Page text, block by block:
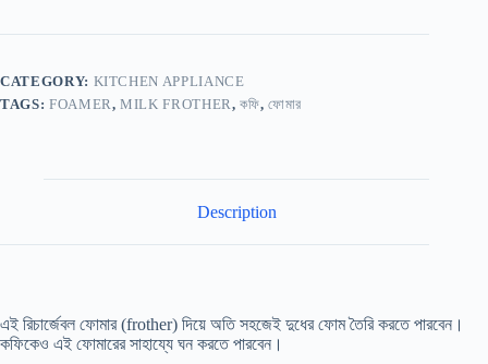
CATEGORY: KITCHEN APPLIANCE
TAGS: FOAMER,MILK FROTHER,কফি, ফোমার
Description
এই রিচার্জেবল ফোমার (frother) দিয়ে অতি সহজেই দুধের ফোম তৈরি করতে পারবেন।
কফিকেও এই ফোমারের সাহায্যে ঘন করতে পারবেন।